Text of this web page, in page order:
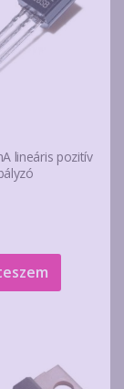
lineáris pozitív